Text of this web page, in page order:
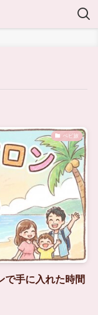
ベビ旅
で手に入れた時間